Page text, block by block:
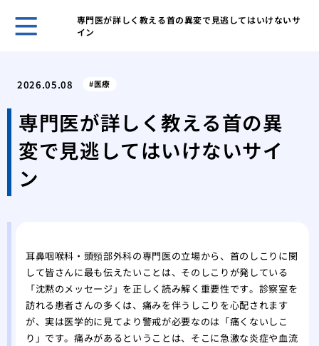
専門医が詳しく教える首の異変で見逃してはいけないサ
イン
繰
め
2026.05.08 医療
専門医が詳しく教える首の異
変で見逃してはいけないサイ
ン
耳鼻咽喉科・頭頸部外科の専門医の立場から、首のしこりに関
して皆さんに最も伝えたいことは、そのしこりが発している
「沈黙のメッセージ」を正しく読み解く重要性です。診察室を
訪れる患者さんの多くは、痛みを伴うしこりを心配されます
が、実は医学的に見てより警戒が必要なのは「痛くないしこ
り」です。痛みがあるということは、そこに急激な炎症や血流